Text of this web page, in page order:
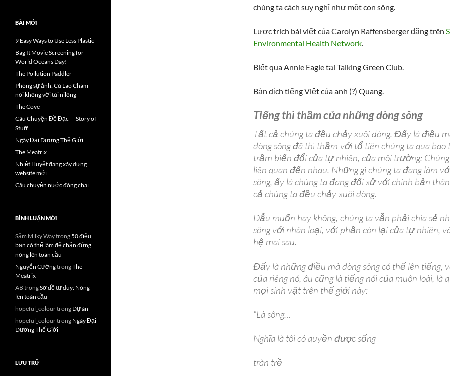
chúng ta cách suy nghĩ như một con sông.
Lược trích bài viết của Carolyn Raffensberger đăng trên
Environmental Health Network.
Biết qua Annie Eagle tại Talking Green Club.
Bản dịch tiếng Việt của anh (?) Quang.
Tiếng thì thầm của những dòng sông
Tất cả chúng ta đều chảy xuôi dòng. Đấy là điều
dòng sông đã thì thầm với tổ tiên chúng ta qua bao
trầm biến đổi của tự nhiên, của môi trường:
liên quan đến nhau. Những gì chúng ta đang làm
sông, ấy là chúng ta đang đối xử với chính bản
cả chúng ta đều chảy xuôi dòng.
Dẫu muốn hay không, chúng ta vẫn phải chia sẻ
sông với nhân loại, với phần còn lại của tự nhiên,
hệ mai sau.
Đấy là những điều mà dòng sông có thể lên tiếng,
của riêng nó, âu cũng là tiếng nói của muôn loài, là
mọi sinh vật trên thế giới này:
“Là sông…
Nghĩa là tôi có quyền được sống
tràn trề
BÀI MỚI
9 Easy Ways to Use Less Plastic
Bag It Movie Screening for
World Oceans Day!
The Pollution Paddler
Phóng sự ảnh: Cù Lao Chàm
nói không với túi nilông
The Cove
Câu Chuyện Đồ Đạc — Story of
Stuff
Ngày Đại Dương Thế Giới
The Meatrix
Nhiệt Huyết đang xây dựng
website mới
Câu chuyện nước đóng chai
BÌNH LUẬN MỚI
Sấm Milky Waytrong50 điều
bạn có thể làm để chặn đứng
nóng lên toàn cầu
Nguyễn CườngtrongThe
Meatrix
AB trongSơ đồ tư duy: Nóng
lên toàn cầu
hopeful_colourtrong Dự án
hopeful_colourtrong Ngày Đại
Dương Thế Giới
LƯU TRỮ